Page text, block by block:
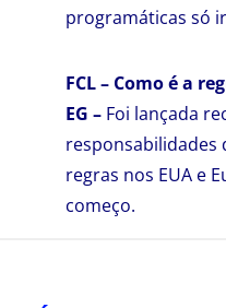
programáticas só
FCL – Como é a
EG – Foi lançada
responsabilidades
regras nos EUA e
começo.